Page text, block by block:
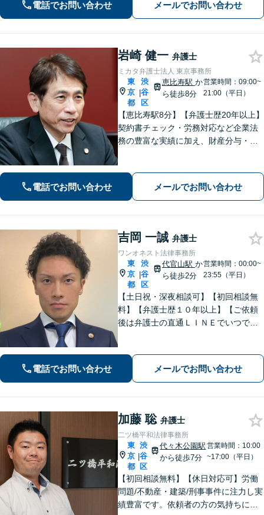
WEB面談可】【渋谷駅6分】
電話でお問い合わせ メールでお問い合わせ
岩崎 健一 弁護士
ミカタ弁護士法人 東京事務所
東
京
都
|
渋
谷
区
恵比寿駅 か
ら徒歩8分
営業時間：09:00~
21:00（平日）
【恵比寿駅8分】【弁護士歴20年以上】
契約書チェック・労務対応など企業法
務の豊富な実績に加え、財産分与・親
寄り添い最適な解決を目指します。
【初回相談可能】【WEB面談可能】
電話でお問い合わせ メールでお問い合わせ
吉岡 一誠 弁護士
ワンオネスト法律事務所
東
京
都
|
渋
谷
区
代官山駅 か
ら徒歩2分
営業時間：00:00~
23:55（平日）
【土日祝・深夜相談可】【初回相談無
料】【弁護士歴１０年以上】【ご依頼
後は弁護士の直通ＬＩＮＥでいつでも
ワークトラブルに注力】
電話でお問い合わせ メールでお問い合わせ
加藤 聡 弁護士
二ツ橋平和法律事務所
東
京
都
|
渋
谷
区
代々木公園駅
から徒歩7分
営業時間：10:00
~17:00（平日）
【初回相談無料】【休日対応可】労働
問題/不動産・建築/刑事事件に注力し実
績豊富です。依頼者の方の気持ちに寄